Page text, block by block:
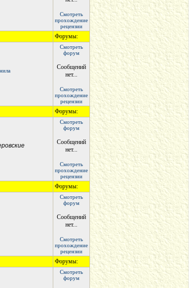
Смотреть
прохождение
рецензии
Форумы:
Смотреть
форум
Сообщений
нет...
Смотреть
прохождение
рецензии
Форумы:
Смотреть
форум
Сообщений
нет...
Смотреть
прохождение
рецензии
Форумы:
Смотреть
форум
Сообщений
нет...
Смотреть
прохождение
рецензии
Форумы:
Смотреть
форум